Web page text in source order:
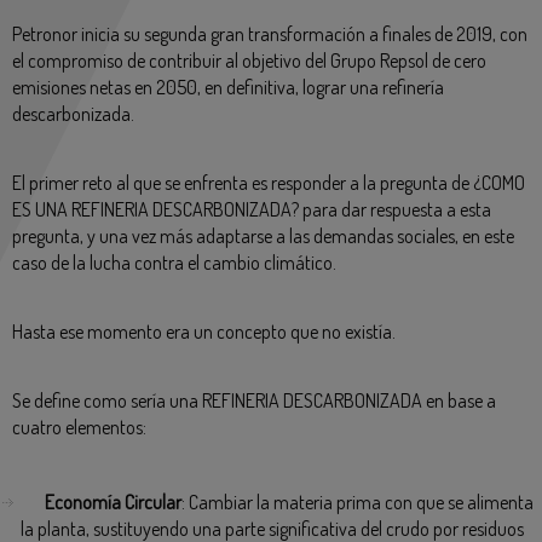
Petronor inicia su segunda gran transformación a finales de 2019, con
el compromiso de contribuir al objetivo del Grupo Repsol de cero
emisiones netas en 2050, en definitiva, lograr una refinería
descarbonizada.
El primer reto al que se enfrenta es responder a la pregunta de ¿COMO
ES UNA REFINERIA DESCARBONIZADA? para dar respuesta a esta
pregunta, y una vez más adaptarse a las demandas sociales, en este
caso de la lucha contra el cambio climático.
Hasta ese momento era un concepto que no existía.
Se define como sería una REFINERIA DESCARBONIZADA en base a
cuatro elementos:
Economía Circular: Cambiar la materia prima con que se alimenta
la planta, sustituyendo una parte significativa del crudo por residuos